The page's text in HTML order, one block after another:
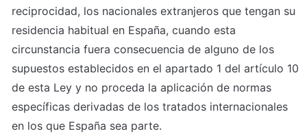
reciprocidad, los nacionales extranjeros que tengan su
residencia habitual en España, cuando esta
circunstancia fuera consecuencia de alguno de los
supuestos establecidos en el apartado 1 del artículo 10
de esta Ley y no proceda la aplicación de normas
específicas derivadas de los tratados internacionales
en los que España sea parte.